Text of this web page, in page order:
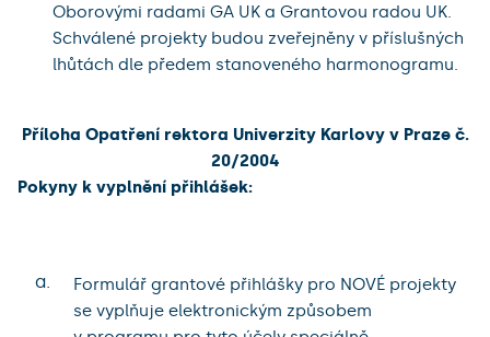
Oborovými radami GA UK a Grantovou radou UK.
Schválené projekty budou zveřejněny v příslušných
lhůtách dle předem stanoveného harmonogramu.
Příloha Opatření rektora Univerzity Karlovy v Praze č.
20/2004
Pokyny k vyplnění přihlášek:
a.
Formulář grantové přihlášky pro NOVÉ projekty
se vyplňuje elektronickým způsobem